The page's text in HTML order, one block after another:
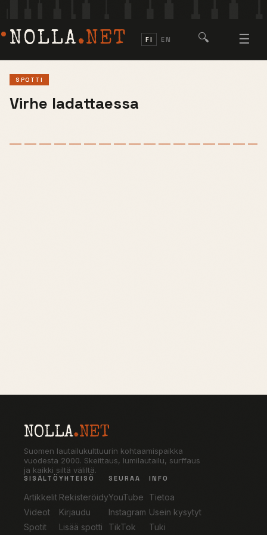
NOLLA.NET FI EN 🔍 ☰
SPOTTI
Virhe ladattaessa
NOLLA.NET
Suomen lautailukulttuurin kohtaamispaikka
vuodesta 2000. Skeittaus, lumilautailu, surffaus
ja kaikki siltä väliltä.
SISÄLTÖ
Artikkelit
Videot
Spotit
YHTEISÖ
Rekisteröidy
Kirjaudu
Lisää spotti
SEURAA
YouTube
Instagram
TikTok
INFO
Tietoa
Usein kysytyt
Tuki